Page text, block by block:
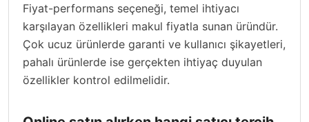
Fiyat-performans seçeneği, temel ihtiyacı
karşılayan özellikleri makul fiyatla sunan üründür.
Çok ucuz ürünlerde garanti ve kullanıcı şikayetleri,
pahalı ürünlerde ise gerçekten ihtiyaç duyulan
özellikler kontrol edilmelidir.